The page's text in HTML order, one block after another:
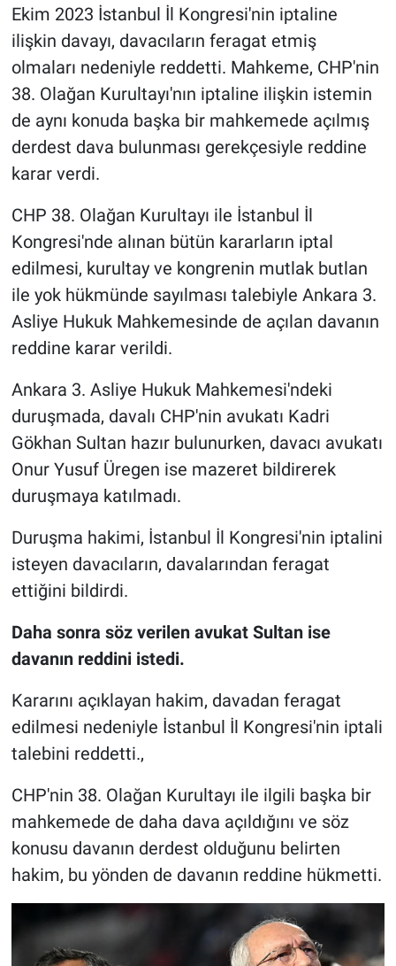
Ekim 2023 İstanbul İl Kongresi'nin iptaline
ilişkin davayı, davacıların feragat etmiş
olmaları nedeniyle reddetti. Mahkeme, CHP'nin
38. Olağan Kurultayı'nın iptaline ilişkin istemin
de aynı konuda başka bir mahkemede açılmış
derdest dava bulunması gerekçesiyle reddine
karar verdi.
CHP 38. Olağan Kurultayı ile İstanbul İl
Kongresi'nde alınan bütün kararların iptal
edilmesi, kurultay ve kongrenin mutlak butlan
ile yok hükmünde sayılması talebiyle Ankara 3.
Asliye Hukuk Mahkemesinde de açılan davanın
reddine karar verildi.
Ankara 3. Asliye Hukuk Mahkemesi'ndeki
duruşmada, davalı CHP'nin avukatı Kadri
Gökhan Sultan hazır bulunurken, davacı avukatı
Onur Yusuf Üregen ise mazeret bildirerek
duruşmaya katılmadı.
Duruşma hakimi, İstanbul İl Kongresi'nin iptalini
isteyen davacıların, davalarından feragat
ettiğini bildirdi.
Daha sonra söz verilen avukat Sultan ise
davanın reddini istedi.
Kararını açıklayan hakim, davadan feragat
edilmesi nedeniyle İstanbul İl Kongresi'nin iptali
talebini reddetti.,
CHP'nin 38. Olağan Kurultayı ile ilgili başka bir
mahkemede de daha dava açıldığını ve söz
konusu davanın derdest olduğunu belirten
hakim, bu yönden de davanın reddine hükmetti.